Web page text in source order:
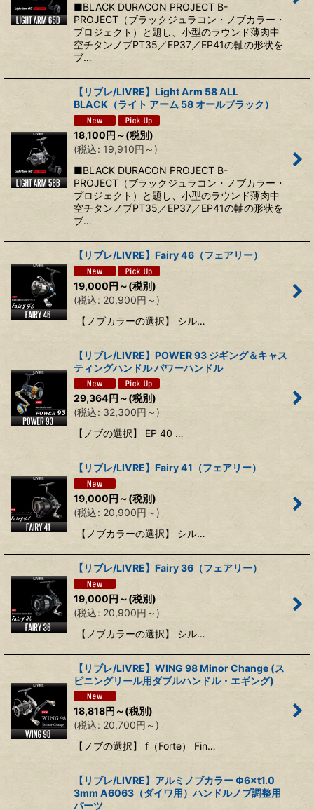
■BLACK DURACON PROJECT B-
PROJECT（ブラックジュラコン・ノブカラー・
プロジェクト）と題し、小型のラウンド薄肉中
空チタンノブPT35／EP37／EP41の軸の形状を
ブ…
【リブレ/LIVRE】Light Arm 58 ALL
BLACK（ライト アーム 58 オールブラック）
18,100円 ～(税別)
(税込: 19,910円 ～ )
■BLACK DURACON PROJECT B-
PROJECT（ブラックジュラコン・ノブカラー・
プロジェクト）と題し、小型のラウンド薄肉中
空チタンノブPT35／EP37／EP41の軸の形状を
ブ…
【リブレ/LIVRE】Fairy 46（フェアリー）
19,000円 ～(税別)
(税込: 20,900円 ～ )
【ノブカラーの選択】 シル…
【リブレ/LIVRE】POWER 93 ジギング＆キャス
ティングハンドル パワーハンドル
29,364 円 ～(税別)
(税込: 32,300円 ～ )
【ノブの選択】 EP 40 …
【リブレ/LIVRE】Fairy 41（フェアリー）
19,000円 ～(税別)
(税込: 20,900円 ～ )
【ノブカラーの選択】 シル…
【リブレ/LIVRE】Fairy 36（フェアリー）
19,000円 ～(税別)
(税込: 20,900円 ～ )
【ノブカラーの選択】 シル…
【リブレ/LIVRE】WING 98 Minor Change (ス
ピニングリール用ダブルハンドル・エギング)
18,818円 ～(税別)
(税込: 20,700円 ～)
【ノブの選択】 f（Forte） Fin…
【リブレ/LIVRE】アルミノブカラー Φ6×t1.0
3mm A6063（ダイワ用）ハンドルノブ調整用
パーツ